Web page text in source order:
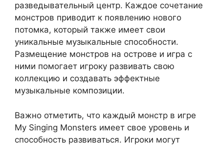
разведывательный центр. Каждое сочетание
монстров приводит к появлению нового
потомка, который также имеет свои
уникальные музыкальные способности.
Размещение монстров на острове и игра с
ними помогает игроку развивать свою
коллекцию и создавать эффектные
музыкальные композиции.
Важно отметить, что каждый монстр в игре
My Singing Monsters имеет свое уровень и
способность развиваться. Игроки могут